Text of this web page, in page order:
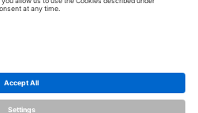
ALLPLAN ist Teil derNemetschek Group